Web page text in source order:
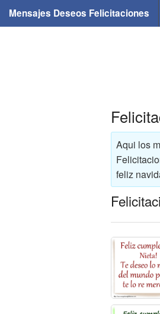
Mensajes Deseos Felicitaciones
Aqui los
feliz